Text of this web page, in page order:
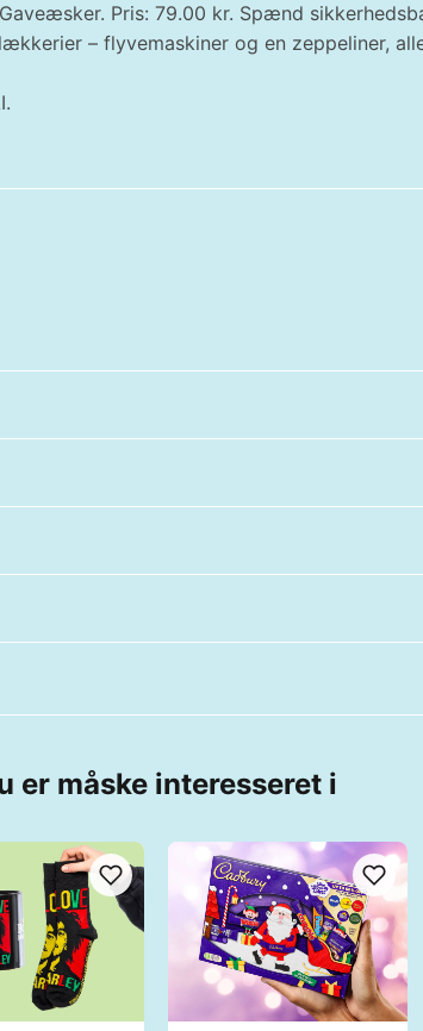
Pris: 79.00 kr. Spænd
– flyvemaskiner og en zeppeliner,
er måske interesseret i